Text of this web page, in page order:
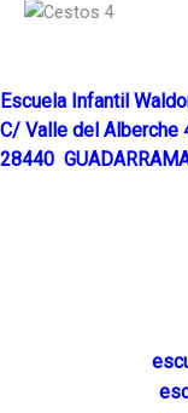
Escuela Infantil
C/ Valle del Alberche
28440